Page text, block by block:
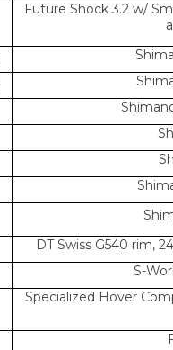
Future Shock 3.2 w/
DT Swiss G540 rim,
S-
Specialized Hover